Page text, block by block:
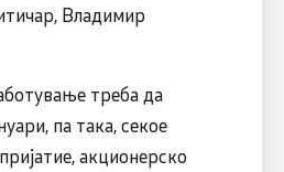
Владимир
треба да
па така, секое
акционерско